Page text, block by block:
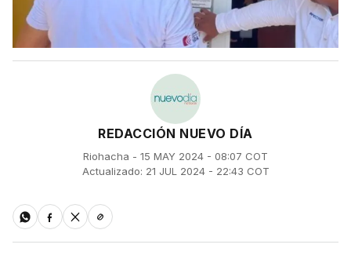
REDACCIÓN NUEVO DÍA
Riohacha - 15 MAY 2024 - 08:07 COT
Actualizado: 21 JUL 2024 - 22:43 COT